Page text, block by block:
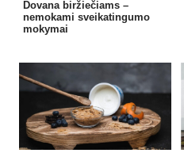
Dovana biržiečiams –
nemokami sveikatingumo
mokymai